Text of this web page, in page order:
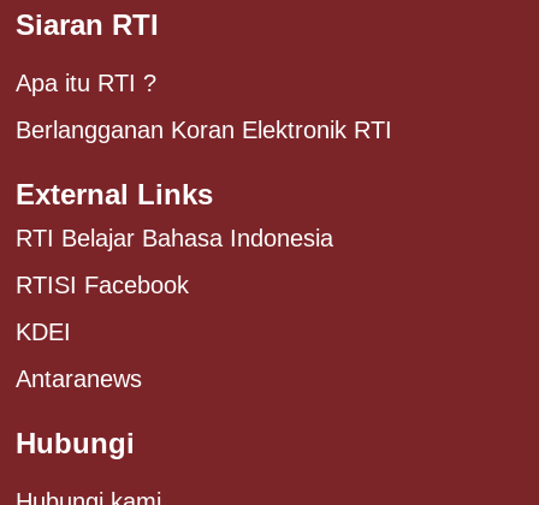
Siaran RTI
Apa itu RTI ?
Berlangganan Koran Elektronik RTI
External Links
RTI Belajar Bahasa Indonesia
RTISI Facebook
KDEI
Antaranews
Hubungi